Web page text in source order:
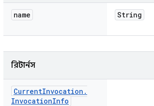
name String
রিটার্নস
CurrentInvocation .
InvocationInfo